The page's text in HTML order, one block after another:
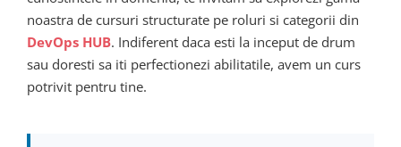
noastra de cursuri structurate pe roluri si categorii din
DevOps HUB. Indiferent daca esti la inceput de drum
sau doresti sa iti perfectionezi abilitatile, avem un curs
potrivit pentru tine.